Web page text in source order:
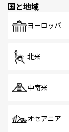
で、
国と地域
ヨーロッパ
北米
中南米
オセアニア